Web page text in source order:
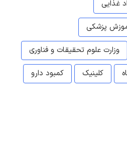
غذایی
پزشکی
وزارت علوم تحقیقات و فناوری
کلینیک
کمبود دارو